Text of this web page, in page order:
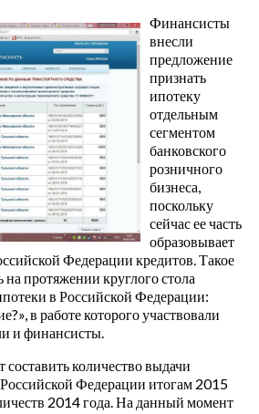
Финансисты
внесли
предложение
признать
ипотеку
отдельным
сегментом
банковского
розничного
бизнеса,
поскольку
сейчас ее часть
образовывает
Федерации кредитов. Такое
на протяжении круглого стола
в Российской Федерации:
в работе которого участвовали
и финансисты.
количество выдачи
Федерации итогам 2015
2014 года. На данный момент